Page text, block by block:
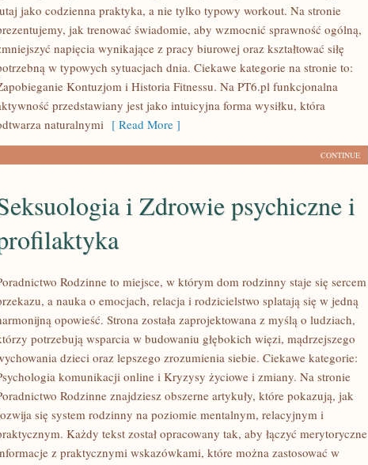
jako codzienna praktyka, a nie tylko typowy workout. Na stronie
jak trenować świadomie, aby wzmocnić sprawność ogólną,
napięcia wynikające z pracy biurowej oraz kształtować siłę
w typowych sytuacjach dnia. Ciekawe kategorie na stronie to:
Kontuzjom i Historia Fitnessu. Na PT6.pl funkcjonalna
przedstawiany jest jako intuicyjna forma wysiłku, która
naturalnymi [ Read More ]
CONTINUE
i Zdrowie psychiczne i
Rodzinne to miejsce, w którym dom rodzinny staje się sercem
a nauka o emocjach, relacja i rodzicielstwo splatają się w jedną
opowieść. Strona została zaprojektowana z myślą o ludziach,
potrzebują wsparcia w budowaniu głębokich więzi, mądrzejszego
dzieci oraz lepszego zrozumienia siebie. Ciekawe kategorie:
komunikacji online i Kryzysy życiowe i zmiany. Na stronie
Rodzinne znajdziesz obszerne artykuły, które pokazują, jak
się system rodzinny na poziomie mentalnym, relacyjnym i
Każdy tekst został opracowany tak, aby łączyć merytoryczne
z praktycznymi wskazówkami, które można zastosować w